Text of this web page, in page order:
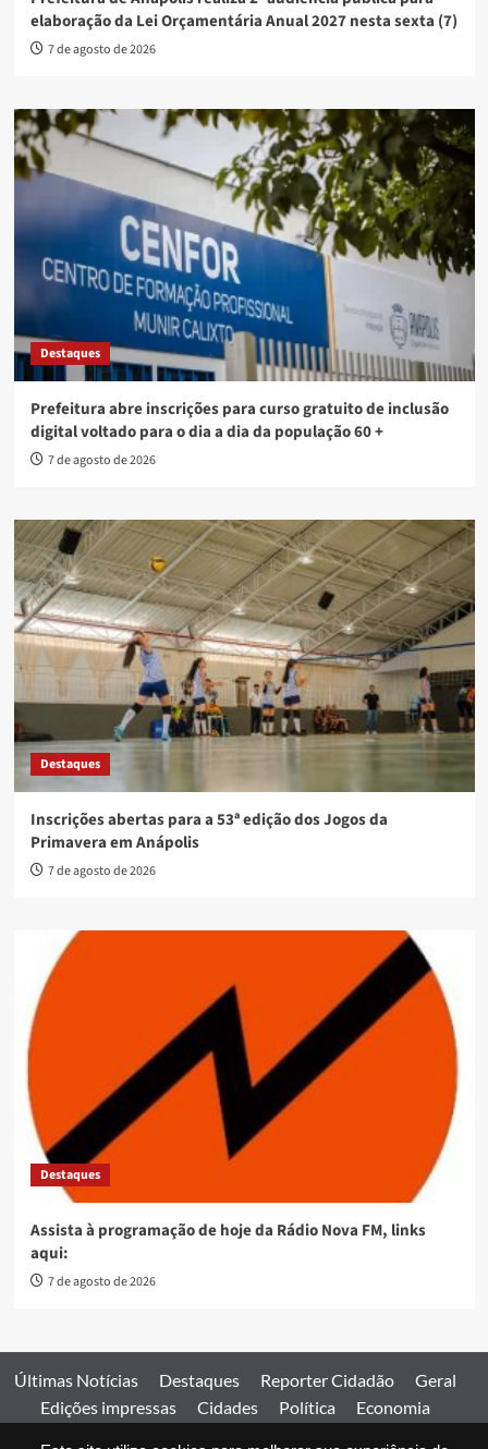
elaboração da Lei Orçamentária Anual 2027 nesta sexta (7)
7 de agosto de 2026
Destaques
Prefeitura abre inscrições para curso gratuito de inclusão
digital voltado para o dia a dia da população 60 +
7 de agosto de 2026
Destaques
Inscrições abertas para a 53ª edição dos Jogos da
Primavera em Anápolis
7 de agosto de 2026
Destaques
Assista à programação de hoje da Rádio Nova FM, links
aqui:
7 de agosto de 2026
Últimas Notícias Destaques Reporter Cidadão
Geral
Edições impressas
Cidades Política
Economia